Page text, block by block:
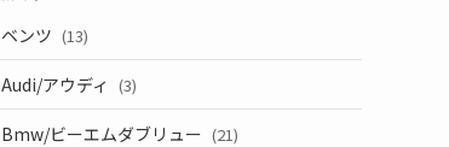
ベンツ (13)
Audi/アウディ (3)
Bmw/ビーエムダブリュー (21)